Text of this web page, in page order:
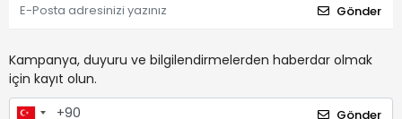
Gönder
Kampanya, duyuru ve bilgilendirmelerden haberdar olmak
için kayıt olun.
Gönder